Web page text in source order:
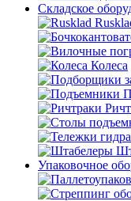
Складское
Колеса
Упаковочное